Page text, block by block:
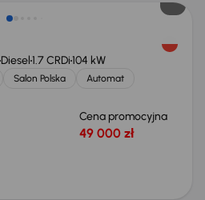
Diesel1.7 CRDi104 kW
Salon Polska
Automat
Cena promocyjna
49 000 zł